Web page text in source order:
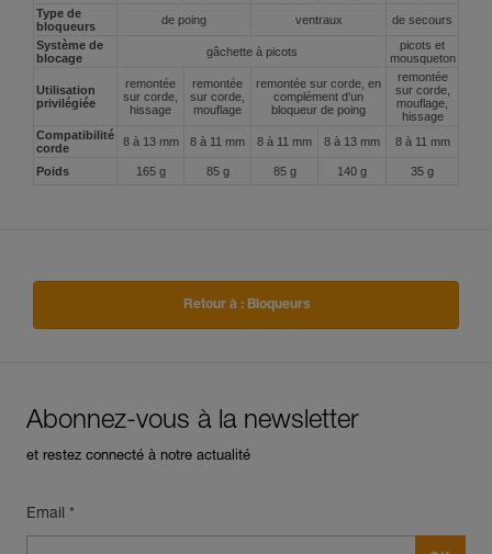
Type de
bloqueurs
de poing ventraux
de secours
Système de
blocage
gâchette à picots
picots et
mousqueton
Utilisation
privilégiée
remontée
sur corde,
hissage
remontée
sur corde,
mouflage
remontée sur corde, en
complément d’un
bloqueur de poing
remontée
sur corde,
mouflage,
hissage
Compatibilité
corde
8 à 13 mm 8 à 11 mm 8 à 11 mm 8 à 13 mm 8 à 11 mm
Poids 165 g 85 g 85 g 140 g 35 g
Retour à : Bloqueurs
Abonnez-vous à la newsletter
et restez connecté à notre actualité
Email *